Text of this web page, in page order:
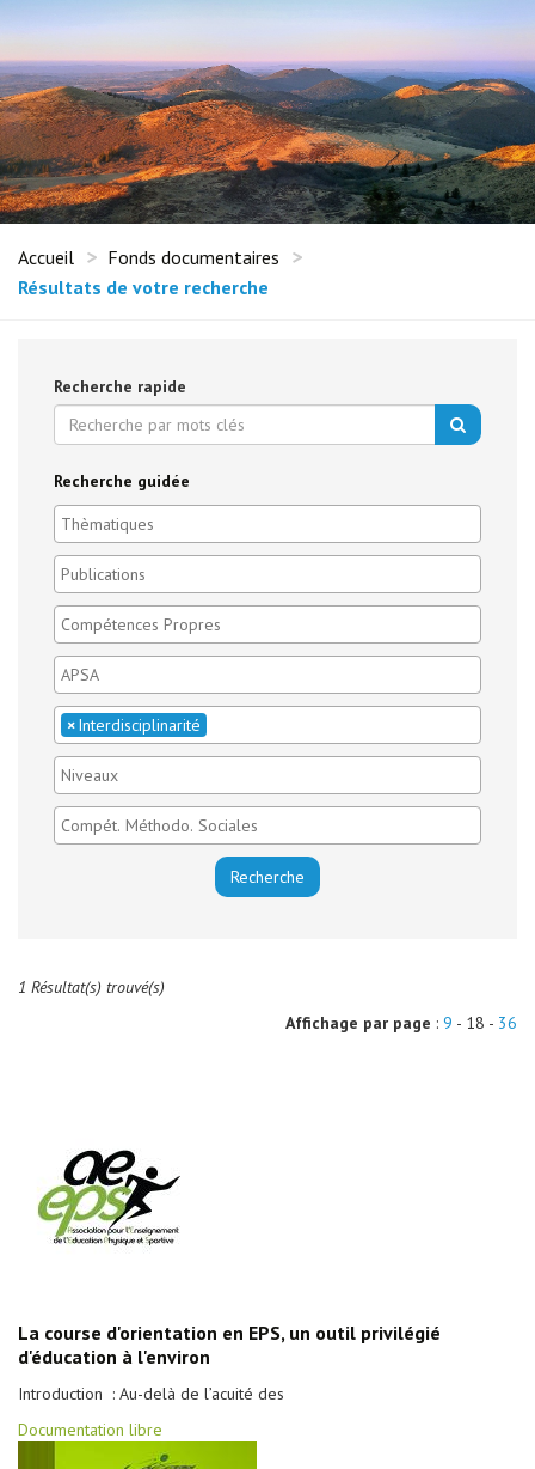
Accueil
Fonds documentaires
Résultats de votre recherche
Recherche rapide
Recherche guidée
×Interdisciplinarité
1 Résultat(s) trouvé(s)
Affichage par page : 9 - 18 - 36
La course d'orientation en EPS, un outil privilégié
d'éducation à l'environ
Introduction : Au-delà de l’acuité des
Documentation libre